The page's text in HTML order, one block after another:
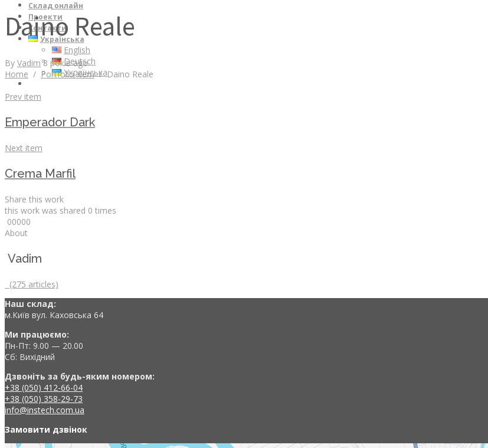
Склад онлайн
Проекти
Контакти
Українська
English
Deutsch
Українська
Daino Reale
By Vadim 8 років ago
Home / Portfolio Item/Daino Reale
Prev item
Emperador Dark
Next item
Crema Marfil
Share this work
this work was shared 0 times
00000
About
Vadim
(275 articles)
Наш склад:
м.Київ вул. Каховська 64
Ми працюємо:
Пн-Пт: 9.00 — 20.00
Сб: Вихідний
Дзвоніть за будь-яким номером:
+38 (050) 412-66-04
+38 (050) 358-29-73
info@instech.com.ua
Замовити дзвінок